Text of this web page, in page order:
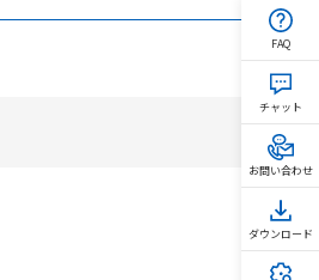
FAQ
チャット
お問い合わせ
ダウンロード